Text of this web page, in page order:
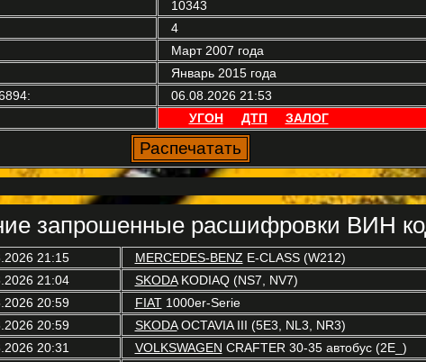
10343
4
Март 2007 года
Январь 2015 года
06.08.2026 21:53
УГОН ДТП ЗАЛОГ
запрошенные расшифровки ВИН
21:15 MERCEDES-BENZ E-CLASS (W212)
21:04 SKODAKODIAQ (NS7, NV7)
20:59 FIAT1000er-Serie
20:59 SKODAOCTAVIA III (5E3, NL3, NR3)
20:31 VOLKSWAGEN CRAFTER 30-35 автобус (2E_)